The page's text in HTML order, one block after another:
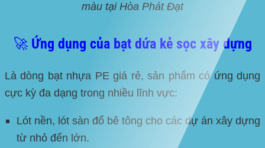
màu tại Hòa Phát Đạt
🚀 Ứng dụng của bạt dứa kẻ sọc xây dựng
Là dòng bạt nhựa PE giá rẻ, sản phẩm có ứng dụng
cực kỳ đa dạng trong nhiều lĩnh vực:
Lót nền, lót sàn đổ bê tông cho các dự án xây dựng
từ nhỏ đến lớn.